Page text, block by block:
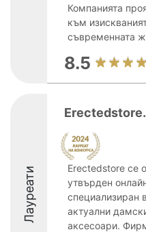
Компанията
към
съвременната
8.5
Лауреати
Erectedstore се
утвърден
специализиран
актуални
аксесоари.